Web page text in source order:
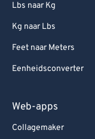
Lbs naar Kg
Kg naar Lbs
Feet naar Meters
Eenheidsconverter
Web-apps
Collagemaker